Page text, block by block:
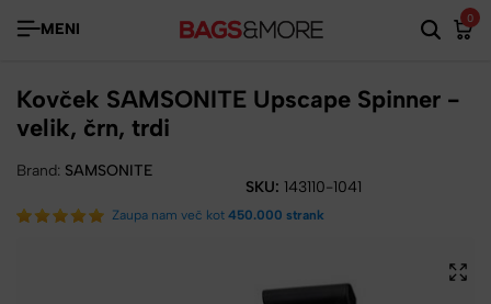
MENI
0
Kovček SAMSONITE Upscape Spinner -
velik, črn, trdi
Brand: SAMSONITE
SKU: 143110-1041
Zaupa nam več kot 450.000 strank